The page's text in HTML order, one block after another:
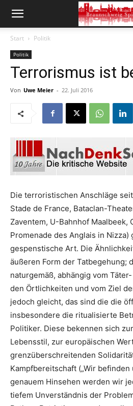
Start Politik
Politik
Terrorismus ist
Von Uwe Meier - 22. Juli 2016
Die terroristischen Anschläge
Stade de France, Bataclan-
Zaventem, U-Bahnhof Maalbeek,
Promenade des Anglais in
gespenstische Art. Die
äußeren Form der Tatbegehung;
naturgemäß, abhängig vom
den Örtlichkeiten und vom Ziel
jedoch gleicht, das sind die die
insbesondere die ritualisierte
Politiker. Diese bekennen sich
Lebensstil, zur europäischen
grenzüberschreitenden
Kampfbereitschaft („Wir befinden
genauem Hinsehen werden wir
tiefem Unverständnis der